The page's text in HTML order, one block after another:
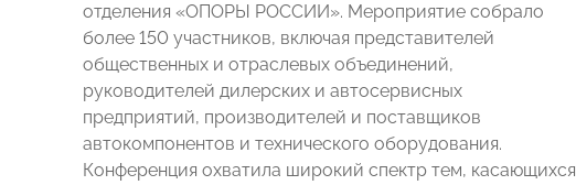
отделения «ОПОРЫ РОССИИ». Мероприятие собрало
более 150 участников, включая представителей
общественных и отраслевых объединений,
руководителей дилерских и автосервисных
предприятий, производителей и поставщиков
автокомпонентов и технического оборудования.
Конференция охватила широкий спектр тем, касающихся